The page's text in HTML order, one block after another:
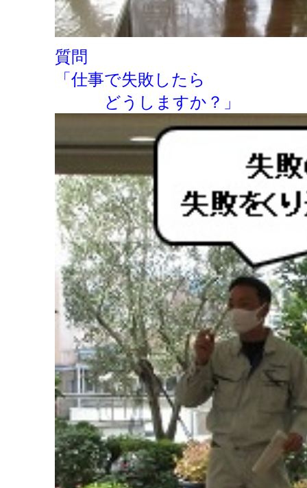
質問
「仕事で失敗したら
どうしますか？」